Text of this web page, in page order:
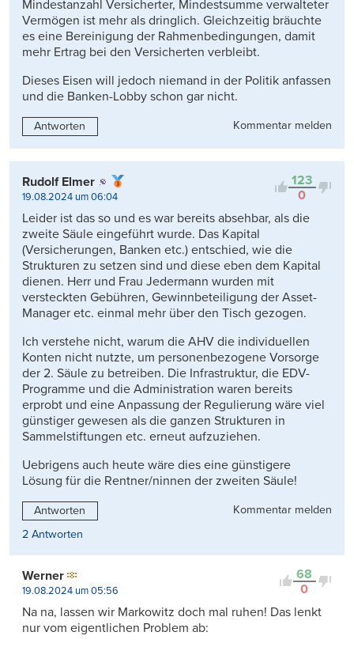
Mindestanzahl Versicherter, Mindestsumme verwalteter
Vermögen ist mehr als dringlich. Gleichzeitig bräuchte
es eine Bereinigung der Rahmenbedingungen, damit
mehr Ertrag bei den Versicherten verbleibt.
Dieses Eisen will jedoch niemand in der Politik anfassen
und die Banken-Lobby schon gar nicht.
Antworten Kommentar melden
123
0
Rudolf Elmer
19.08.2024 um 06:04
Leider ist das so und es war bereits absehbar, als die
zweite Säule eingeführt wurde. Das Kapital
(Versicherungen, Banken etc.) entschied, wie die
Strukturen zu setzen sind und diese eben dem Kapital
dienen. Herr und Frau Jedermann wurden mit
versteckten Gebühren, Gewinnbeteiligung der Asset-
Manager etc. einmal mehr über den Tisch gezogen.
Ich verstehe nicht, warum die AHV die individuellen
Konten nicht nutzte, um personenbezogene Vorsorge
der 2. Säule zu betreiben. Die Infrastruktur, die EDV-
Programme und die Administration waren bereits
erprobt und eine Anpassung der Regulierung wäre viel
günstiger gewesen als die ganzen Strukturen in
Sammelstiftungen etc. erneut aufzuziehen.
Uebrigens auch heute wäre dies eine günstigere
Lösung für die Rentner/ninnen der zweiten Säule!
Antworten
Kommentar melden
2 Antworten
68
0
Werner
19.08.2024 um 05:56
Na na, lassen wir Markowitz doch mal ruhen! Das lenkt
nur vom eigentlichen Problem ab: